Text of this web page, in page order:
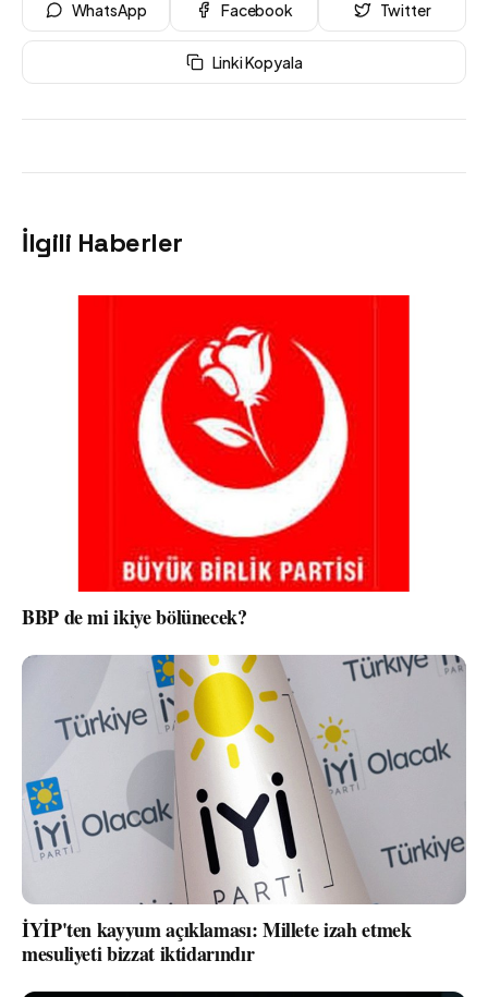
WhatsApp Facebook Twitter
Linki Kopyala
İlgili Haberler
BBP de mi ikiye bölünecek?
İYİP'ten kayyum açıklaması: Millete izah etmek
mesuliyeti bizzat iktidarındır